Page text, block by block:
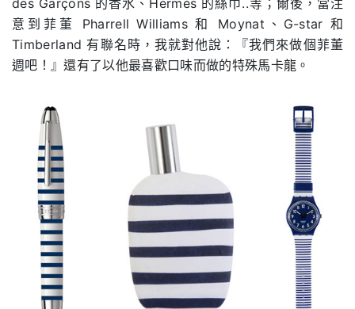
意到菲董 Pharrell Williams 和 Moynat、G-star 和
Timberland 有聯名時，我就對他說：『我們來做個菲董
週吧！』還有了以他最喜歡口味而做的特殊馬卡龍。